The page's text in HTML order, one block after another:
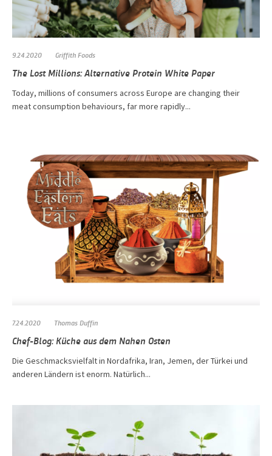
9.24.2020 Griffith Foods
The Lost Millions: Alternative Protein White Paper
Today, millions of consumers across Europe are changing their
meat consumption behaviours, far more rapidly...
7.24.2020 Thomas Duffin
Chef-Blog: Küche aus dem Nahen Osten
Die Geschmacksvielfalt in Nordafrika, Iran, Jemen, der Türkei und
anderen Ländern ist enorm. Natürlich...